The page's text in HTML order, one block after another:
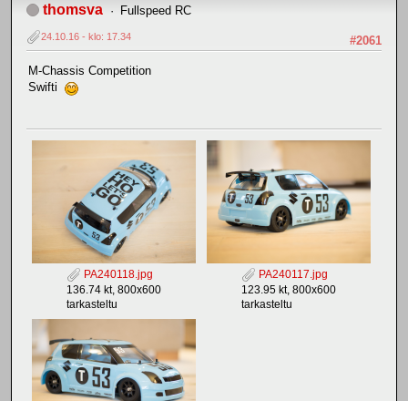
thomsva Fullspeed RC
#2061
24.10.16 - klo: 17.34
M-Chassis Competition
Swifti
PA240118.jpg
136.74 kt, 800x600
tarkasteltu
PA240117.jpg
123.95 kt, 800x600
tarkasteltu